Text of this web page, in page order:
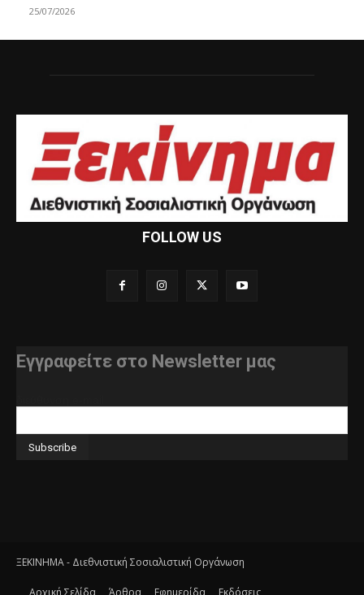
25/07/2026
FOLLOW US
Εγγραφείτε στο Newsletter μας
ΞΕΚΙΝΗΜΑ - Διεθνιστική Σοσιαλιστική Οργάνωση
Αρχική Σελίδα Άρθρα Εφημερίδα Εκδόσεις